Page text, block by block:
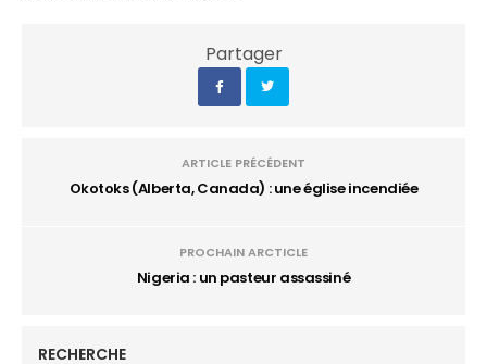
Partager
ARTICLE PRÉCÉDENT
Okotoks (Alberta, Canada) : une église incendiée
PROCHAIN ARCTICLE
Nigeria : un pasteur assassiné
RECHERCHE